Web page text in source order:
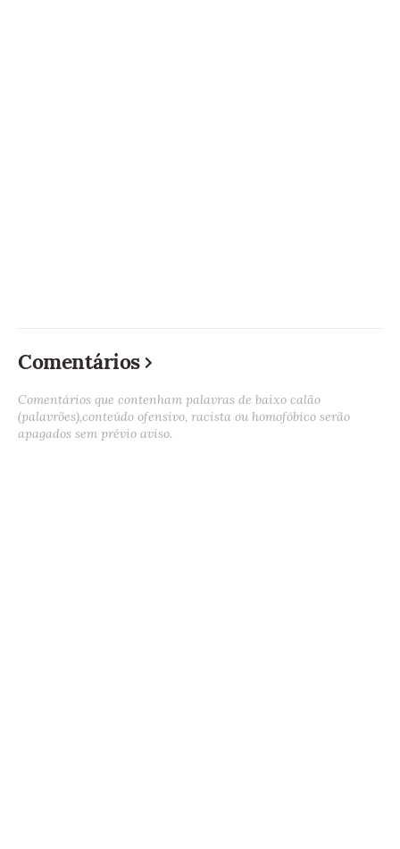
Comentários
Comentários que contenham palavras de baixo calão
(palavrões),conteúdo ofensivo, racista ou homofóbico serão
apagados sem prévio aviso.